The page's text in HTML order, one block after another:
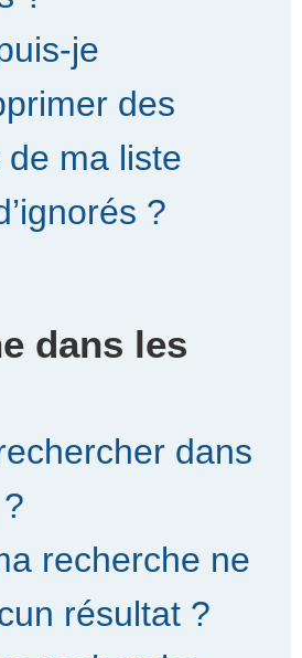
je
des
ma liste
?
dans les
dans
recherche ne
résultat ?